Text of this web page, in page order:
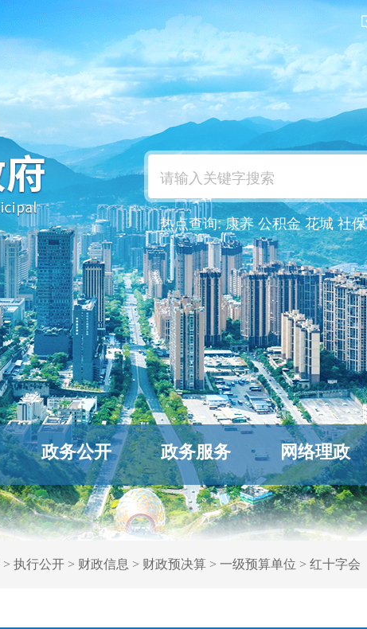
热点查询:康养 公积金 花城 社保
政务公开 政务服务 网络理政
> 执行公开> 财政信息 > 财政预决算> 一级预算单位 > 红十字会